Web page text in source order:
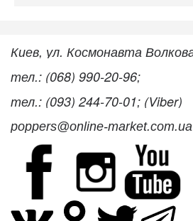
Киев, ул. Космонавта
тел.: (068) 990-20-96;
тел.: (093) 244-70-01; (Viber)
poppers@online-market.com.ua